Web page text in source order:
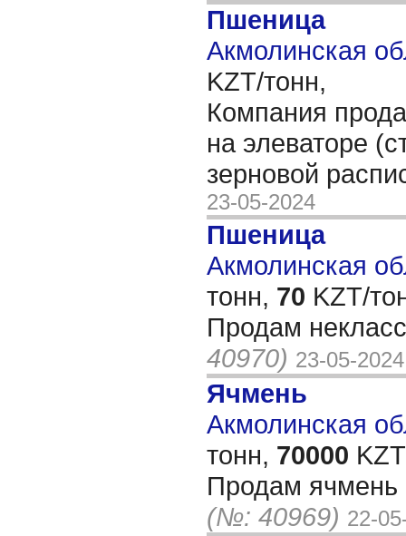
Пшеница
Акмолинская
KZT/тонн,
Компания
на элеваторе
зерновой
23-05-2024
Пшеница
Акмолинская
тонн, 70 KZT/
Продам
40970) 23-05-2024
Ячмень
Акмолинская
тонн, 70000
Продам ячмень
(№: 40969) 22-